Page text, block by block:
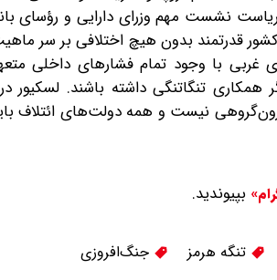
ریاست نشست مهم وزرای دارایی و رؤسای
قدرتمند بدون هیچ اختلافی بر سر
غربی با وجود تمام فشارهای داخلی
همکاری تنگاتنگی داشته باشند. لسکیور
نیست و همه دولت‌های ائتلاف
بپیوندید.
تنگه هرمز جنگ‌افروزی